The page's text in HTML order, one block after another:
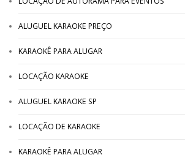
ALUGUEL KARAOKE PREÇO
KARAOKÊ PARA ALUGAR
LOCAÇÃO KARAOKE
ALUGUEL KARAOKE SP
LOCAÇÃO DE KARAOKE
KARAOKÊ PARA ALUGAR